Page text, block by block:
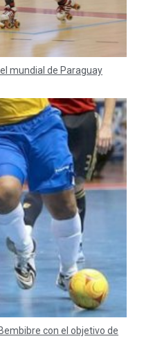
mundial de Paraguay
con el objetivo de